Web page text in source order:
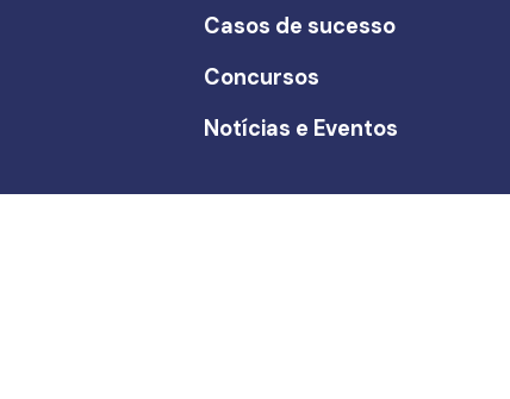
Casos de sucesso
Concursos
Notícias e Eventos